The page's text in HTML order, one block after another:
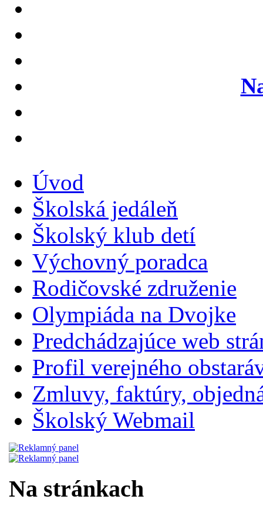
Úvod
Školská jedáleň
Školský klub detí
Výchovný poradca
Rodičovské združenie
Olympiáda na Dvojke
Predchádzajúce web
Profil verejného
Zmluvy, faktúry,
Školský Webmail
Na stránkach